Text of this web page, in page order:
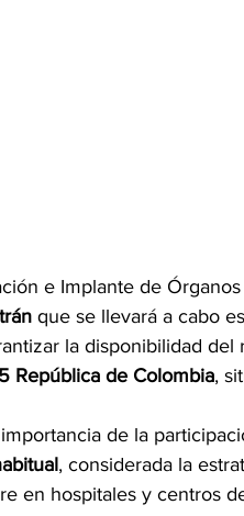
e Implante de
que se llevará a cabo
la disponibilidad del
República de Colombia,
de la
, considerada la
en hospitales y centros